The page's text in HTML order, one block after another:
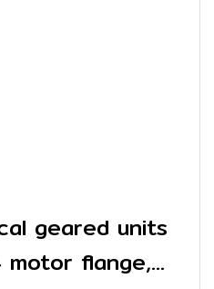
geared units
motor flange,